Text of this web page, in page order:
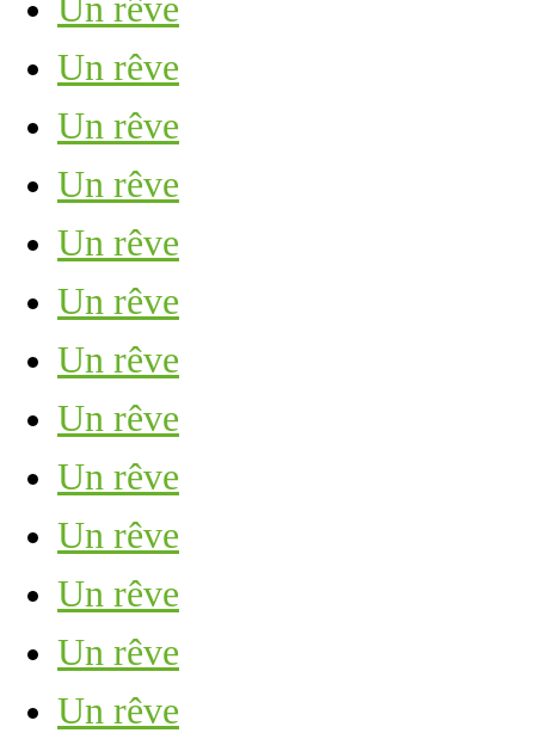
Un rêve
Un rêve
Un rêve
Un rêve
Un rêve
Un rêve
Un rêve
Un rêve
Un rêve
Un rêve
Un rêve
Un rêve
Un rêve